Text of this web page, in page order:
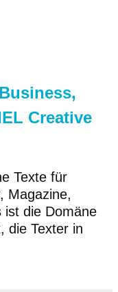
Creative
Texte für
Magazine,
ist die Domäne
die Texter in